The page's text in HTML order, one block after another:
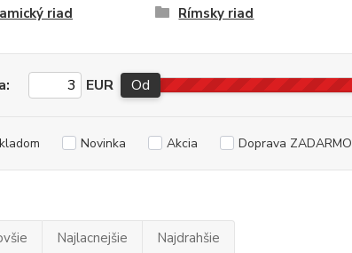
riad
Rímsky riad
EUR Od
Novinka Akcia Doprava ZADARMO
Najlacnejšie Najdrahšie